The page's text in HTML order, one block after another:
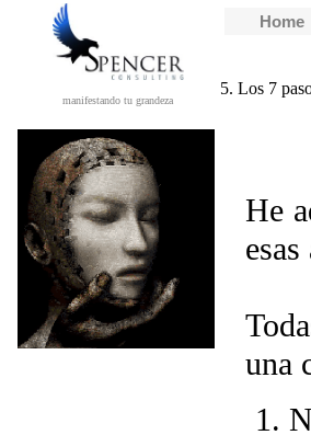
manifestando tu grandeza
5. Los 7
He
una